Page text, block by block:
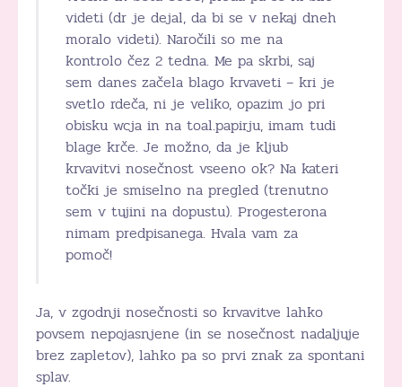
videti (dr je dejal, da bi se v nekaj dneh
moralo videti). Naročili so me na
kontrolo čez 2 tedna. Me pa skrbi, saj
sem danes začela blago krvaveti – kri je
svetlo rdeča, ni je veliko, opazim jo pri
obisku wcja in na toal.papirju, imam tudi
blage krče. Je možno, da je kljub
krvavitvi nosečnost vseeno ok? Na kateri
točki je smiselno na pregled (trenutno
sem v tujini na dopustu). Progesterona
nimam predpisanega. Hvala vam za
pomoč!
Ja, v zgodnji nosečnosti so krvavitve lahko
povsem nepojasnjene (in se nosečnost nadaljuje
brez zapletov), lahko pa so prvi znak za spontani
splav.